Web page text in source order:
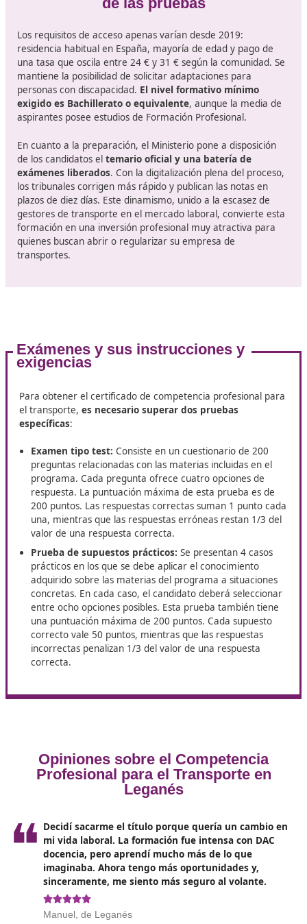
siendo la llave quepermite a cualquier autónomo o
por carretera en España.La exigencia se apoya en el
Reglamento (CE) 1071/2009 y en el Real Decreto 70/
que integró en la legislación española los cambios
fijó la forma y el contenido de las pruebas.
La normativa de 2019 introdujo dos vías para
competencia: poseer el grado superior de Transporte y
Logística, que otorga automáticamente el certificado,
superar un examen estatal único . En 2025 el
Transportes y Movilidad Sostenible mantiene este
pero añade ajustes de carácter digital: la inscripción y
celebración de las pruebas se realizan ya
forma electrónica, desde la solicitud hasta la descarga
acta de calificaciones.
de las pruebas
residencia habitual en España, mayoría de edad y
una tasa que oscila entre 24 € y 31 € según la
mantiene la posibilidad de solicitar adaptaciones para
exigido es Bachillerato o equivalente, aunque la
aspirantes posee estudios de Formación Profesional.
En cuanto a la preparación, el Ministerio pone a
de los candidatos eltemario oficial y una batería de
exámenes liberados. Con la digitalización plena del
los tribunales corrigen más rápido y publican las notas
plazos de diez días. Este dinamismo, unido a la escasez
gestores de transporte en el mercado laboral,
formación en una inversión profesional muy atractiva
quienes buscan abrir o regularizar su empresa de
transportes.
exigencias
Para obtener el certificado de competencia
el transporte,
es necesario superar dos pruebas
específicas:
Examen tipo test:Consiste en un cuestionario de
preguntas relacionadas con las materias incluidas
programa. Cada pregunta ofrece cuatro opciones
respuesta. La puntuación máxima de esta prueba